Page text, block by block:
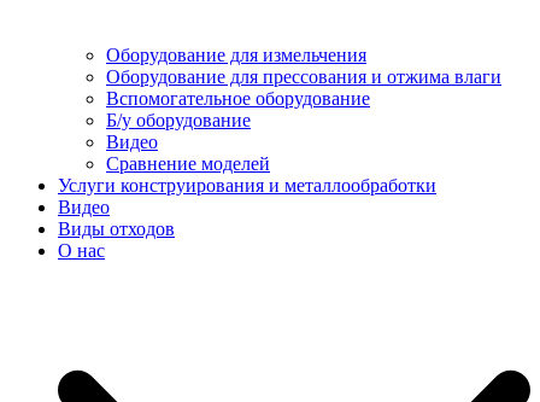
Оборудование для измельчения
Оборудование для прессования и отжима влаги
Вспомогательное оборудование
Б/у оборудование
Видео
Сравнение моделей
Услуги конструирования и металлообработки
Видео
Виды отходов
О нас